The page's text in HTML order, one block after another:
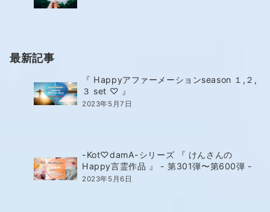
最新記事
『 Happyアファーメーションseason １,２,
３ set ♡ 』
2023年5月7日
-Kot♡damA-シリーズ 『 けんさんの
Happy言霊作品 』 - 第301弾〜第600弾 -
2023年5月6日